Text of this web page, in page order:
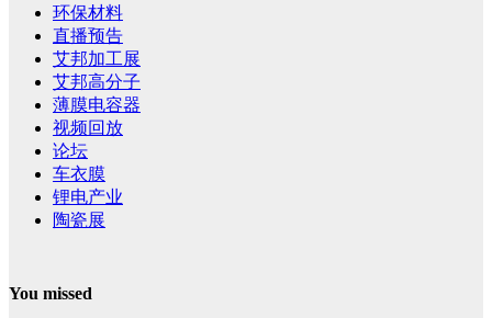
环保材料
直播预告
艾邦加工展
艾邦高分子
薄膜电容器
视频回放
论坛
车衣膜
锂电产业
陶瓷展
You missed